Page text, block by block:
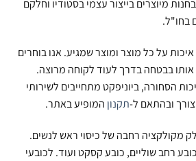
מיוצרים בייצור עצמי בסטודיו וחלקם
בחו"ל.
על כל מוצר ומוצר שמגיע. אנו בוחרים
אותו בבטחה בדרך לעוד לקוחה מרוצה.
הסחורה, ביוניפקט מתחייבים לשירותי
ובהתאם ל-תקנון המופיע באתר.
מקולקציה רחבה של כיסוי ראש לנשים.
רחב שוליים, כובע קסקט ועוד. לכובעי